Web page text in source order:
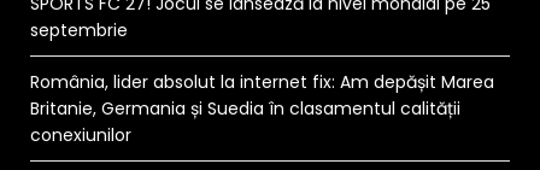
septembrie
România, lider absolut la internet fix: Am depășit Marea
Britanie, Germania și Suedia în clasamentul calității
conexiunilor